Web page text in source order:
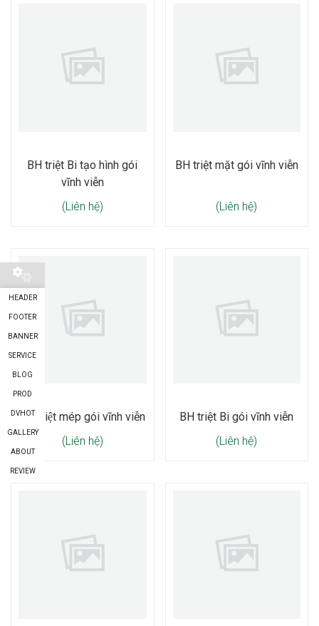
BH triệt Bi tạo hình gói
vĩnh viễn
(Liên hệ)
BH triệt mặt gói vĩnh viễn
(Liên hệ)
BH triệt mép gói vĩnh viễn
(Liên hệ)
BH triệt Bi gói vĩnh viễn
(Liên hệ)
HEADER
FOOTER
BANNER
SERVICE
BLOG
PROD
DVHOT
GALLERY
ABOUT
REVIEW